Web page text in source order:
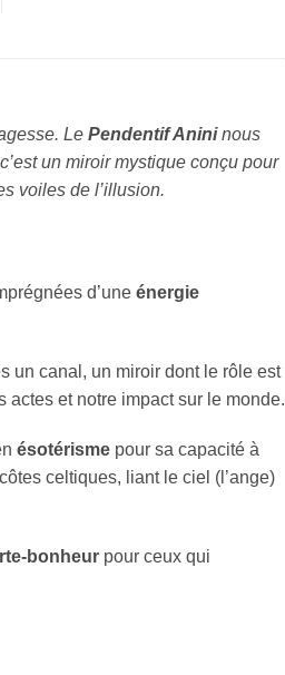
Le Pendentif Anininous
un miroir mystique conçu pour
voiles de l’illusion.
d’une énergie
un canal, un miroir dont le rôle est
actes et notre impact sur le monde.
ésotérismepour sa capacité à
celtiques, liant le ciel (l’ange)
bonheurpour ceux qui